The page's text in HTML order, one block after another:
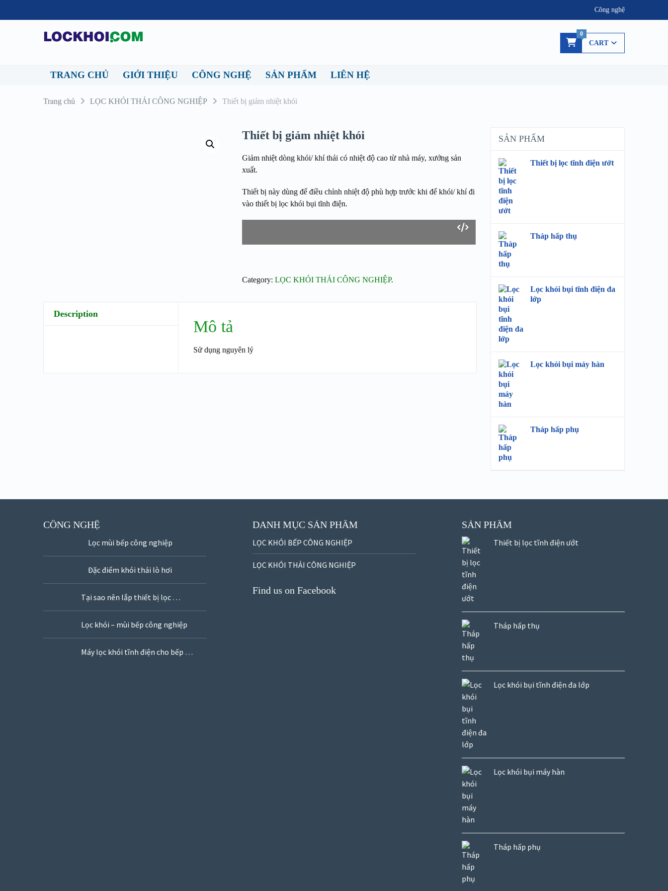
Công nghệ
CART
0
TRANG CHỦ GIỚI THIỆU CÔNG NGHỆ SẢN PHẨM LIÊN HỆ
Trang chủ LỌC KHÓI THẢI CÔNG NGHIỆP Thiết bị giảm nhiệt khói
Thiết bị giảm nhiệt khói
Giảm nhiệt dòng khói/ khí thải có nhiệt độ cao từ nhà máy, xưởng sản
xuất.
Thiết bị này dùng để điều chỉnh nhiệt độ phù hợp trước khi để khói/ khí đi
vào thiết bị lọc khói bụi tĩnh điện.
Category: LỌC KHÓI THẢI CÔNG NGHIỆP.
Description
Mô tả
Sử dụng nguyên lý
SẢN PHẨM
Thiết bị lọc tĩnh điện ướt
Tháp hấp thụ
Lọc khói bụi tĩnh điện đa
lớp
Lọc khói bụi máy hàn
Tháp hấp phụ
CÔNG NGHỆ
Lọc mùi bếp công nghiệp
Đặc điểm khói thải lò hơi
Tại sao nên lắp thiết bị lọc …
Lọc khói – mùi bếp công nghiệp
Máy lọc khói tĩnh điện cho bếp …
DANH MỤC SẢN PHẨM
LỌC KHÓI BẾP CÔNG NGHIỆP
LỌC KHÓI THẢI CÔNG NGHIỆP
Find us on Facebook
SẢN PHẨM
Thiết bị lọc tĩnh điện ướt
Tháp hấp thụ
Lọc khói bụi tĩnh điện đa lớp
Lọc khói bụi máy hàn
Tháp hấp phụ